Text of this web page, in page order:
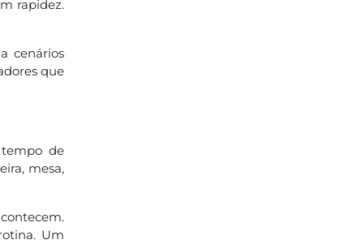
rapidez.
cenários
que
de
mesa,
Um